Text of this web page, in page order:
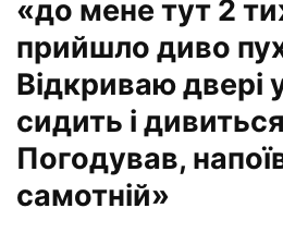
«до мене тут 2
прийшло диво
Відкриваю двері
сидить і
Погодував,
самотній»